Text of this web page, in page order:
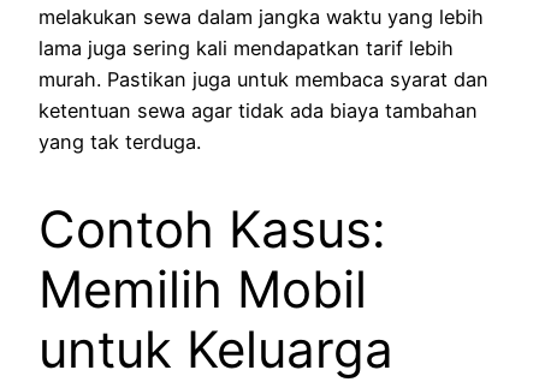
melakukan sewa dalam jangka waktu yang lebih
lama juga sering kali mendapatkan tarif lebih
murah. Pastikan juga untuk membaca syarat dan
ketentuan sewa agar tidak ada biaya tambahan
yang tak terduga.
Contoh Kasus:
Memilih Mobil
untuk Keluarga